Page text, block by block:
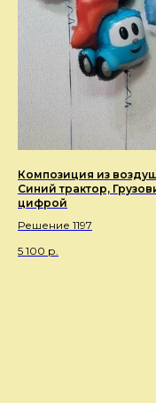
Композиция из
Синий трактор,
цифрой
Решение 1197
5 100 р.